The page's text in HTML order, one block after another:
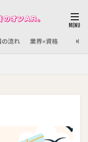
の流れ 業界×資格